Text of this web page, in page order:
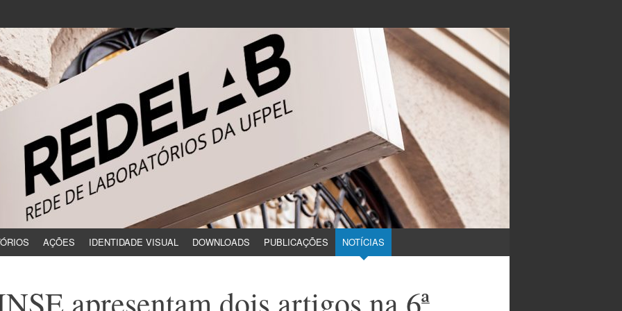
AÇÕES IDENTIDADE VISUAL DOWNLOADS PUBLICAÇÕES NOTÍCIAS
apresentam dois artigos na 6ª